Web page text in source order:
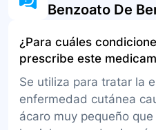
Benzoato De
¿Para cuáles
prescribe este
Se utiliza para tratar la
enfermedad cutánea
ácaro muy pequeño